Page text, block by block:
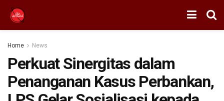
Home News
Perkuat Sinergitas dalam
Penanganan Kasus Perbankan,